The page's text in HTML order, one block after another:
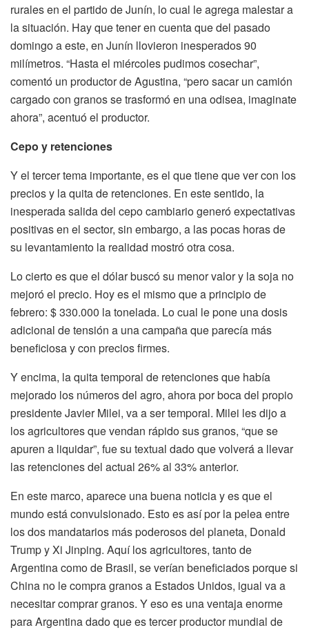
rurales en el partido de Junín, lo cual le agrega malestar a
la situación. Hay que tener en cuenta que del pasado
domingo a este, en Junín llovieron inesperados 90
milímetros. “Hasta el miércoles pudimos cosechar”,
comentó un productor de Agustina, “pero sacar un camión
cargado con granos se trasformó en una odisea, imaginate
ahora”, acentuó el productor.
Cepo y retenciones
Y el tercer tema importante, es el que tiene que ver con los
precios y la quita de retenciones. En este sentido, la
inesperada salida del cepo cambiario generó expectativas
positivas en el sector, sin embargo, a las pocas horas de
su levantamiento la realidad mostró otra cosa.
Lo cierto es que el dólar buscó su menor valor y la soja no
mejoró el precio. Hoy es el mismo que a principio de
febrero: $ 330.000 la tonelada. Lo cual le pone una dosis
adicional de tensión a una campaña que parecía más
beneficiosa y con precios firmes.
Y encima, la quita temporal de retenciones que había
mejorado los números del agro, ahora por boca del propio
presidente Javier Milei, va a ser temporal. Milei les dijo a
los agricultores que vendan rápido sus granos, “que se
apuren a liquidar”, fue su textual dado que volverá a llevar
las retenciones del actual 26% al 33% anterior.
En este marco, aparece una buena noticia y es que el
mundo está convulsionado. Esto es así por la pelea entre
los dos mandatarios más poderosos del planeta, Donald
Trump y Xi Jinping. Aquí los agricultores, tanto de
Argentina como de Brasil, se verían beneficiados porque si
China no le compra granos a Estados Unidos, igual va a
necesitar comprar granos. Y eso es una ventaja enorme
para Argentina dado que es tercer productor mundial de